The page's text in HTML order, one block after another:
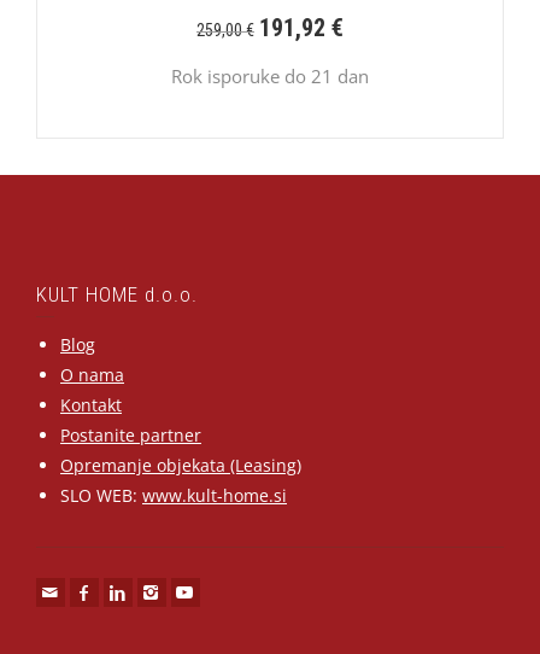
259,00€ 191,92 €
Rok isporuke do 21 dan
KULT HOME d.o.o.
Blog
O nama
Kontakt
Postanite partner
Opremanje objekata (Leasing)
SLO WEB: www.kult-home.si